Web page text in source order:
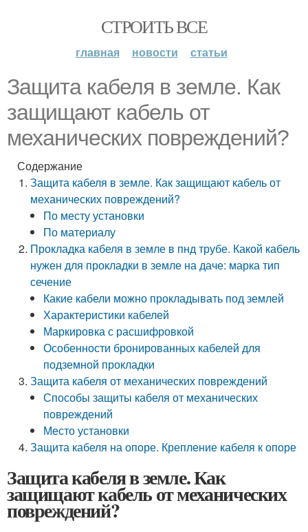
СТРОИТЬ ВСЕ
главная новости статьи
Защита кабеля в земле. Как
защищают кабель от
механических повреждений?
Содержание
Защита кабеля в земле. Как защищают кабель от
механических повреждений?
По месту установки
По материалу
Прокладка кабеля в земле в пнд трубе. Какой кабель
нужен для прокладки в земле на даче: марка тип
сечение
Какие кабели можно прокладывать под землей
Характеристики кабелей
Маркировка с расшифровкой
Особенности бронированных кабелей для
подземной прокладки
Защита кабеля от механических повреждений
Способы защиты кабеля от механических
повреждений
Место установки
Защита кабеля на опоре. Крепление кабеля к опоре
Защита кабеля в земле. Как
защищают кабель от механических
повреждений?